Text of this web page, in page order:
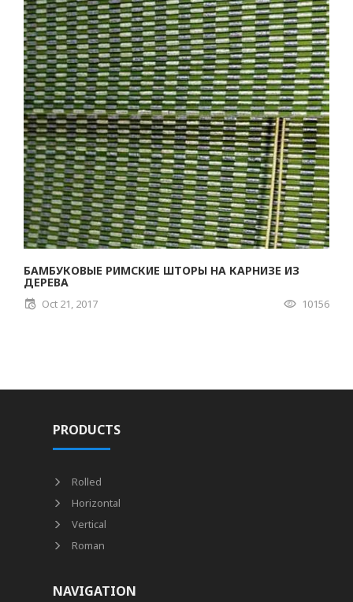
БАМБУКОВЫЕ РИМСКИЕ ШТОРЫ НА КАРНИЗЕ ИЗ
ДЕРЕВА
Oct 21, 2017 10156
PRODUCTS
Rolled
Horizontal
Vertical
Roman
NAVIGATION